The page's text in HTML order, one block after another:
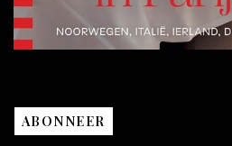
ABONNEER